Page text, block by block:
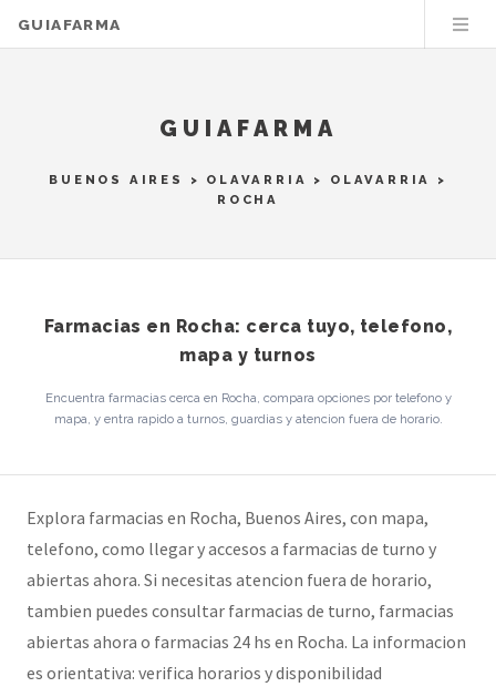
GUIAFARMA
GUIAFARMA
BUENOS AIRES > OLAVARRIA > OLAVARRIA
>
ROCHA
Farmacias en Rocha: cerca tuyo, telefono,
mapa y turnos
Encuentra farmacias cerca en Rocha, compara opciones por telefono y
mapa, y entra rapido a turnos, guardias y atencion fuera de horario.
Explora farmacias en Rocha, Buenos Aires, con mapa,
telefono, como llegar y accesos a farmacias de turno y
abiertas ahora. Si necesitas atencion fuera de horario,
tambien puedes consultar farmacias de turno, farmacias
abiertas ahora o farmacias 24 hs en Rocha. La informacion
es orientativa: verifica horarios y disponibilidad